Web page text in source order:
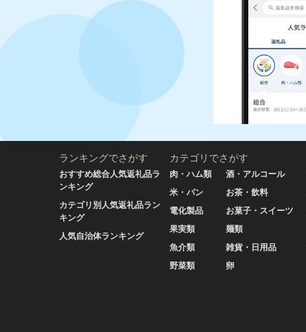
ランキングでさがす
おすすめ総合人気返礼品ラ
ンキング
カテゴリ別人気返礼品ラン
キング
人気自治体ランキング
カテゴリでさがす
肉・ハム類
米・パン
電化製品
果実類
魚介類
野菜類
酒・アルコール
お茶・飲料
お菓子・スイーツ
麺類
雑貨・日用品
卵